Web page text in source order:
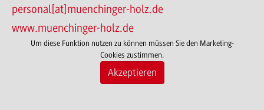
personal[at]muenchinger-holz.de
www.muenchinger-holz.de
Um diese Funktion nutzen zu können müssen Sie den Marketing-
Cookies zustimmen.
Akzeptieren